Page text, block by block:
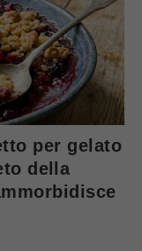
per gelato
della